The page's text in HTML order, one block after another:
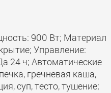
900 Вт; Материал
Управление:
24 ч; Автоматические
гречневая каша,
суп, тесто, тушение;